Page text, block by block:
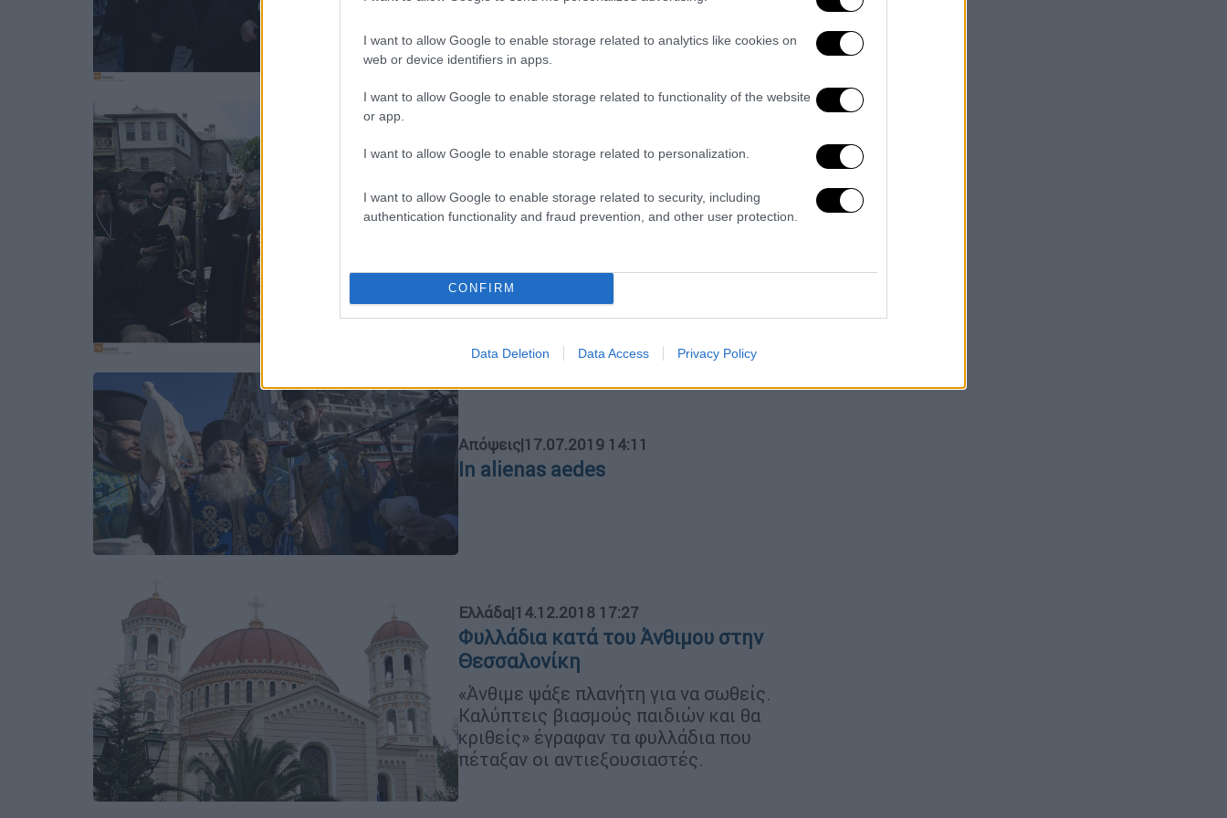
I want to allow Google to enable storage related to analytics like cookies on
web or device identifiers in apps.
I want to allow Google to enable storage related to functionality of the website
or app.
I want to allow Google to enable storage related to personalization.
I want to allow Google to enable storage related to security, including
authentication functionality and fraud prevention, and other user protection.
CONFIRM
Data Deletion Data Access Privacy Policy
Οκτωβρίου η επίσημη επίσκεψη στο
Εκκλησία|20.08.2019 13:04
Πατριάρχης
Αθωνική Πολιτεία. Θα προηγηθεί
επίσκεψή του στη Θεσσαλονίκη.
Απόψεις|17.07.2019 14:11
In alienas aedes
Ελλάδα|14.12.2018 17:27
Φυλλάδια κατά του Άνθιμου στην
Θεσσαλονίκη
«Άνθιμε ψάξε πλανήτη για να σωθείς.
Καλύπτεις βιασμούς παιδιών και θα
κριθείς» έγραφαν τα φυλλάδια που
πέταξαν οι αντιεξουσιαστές.